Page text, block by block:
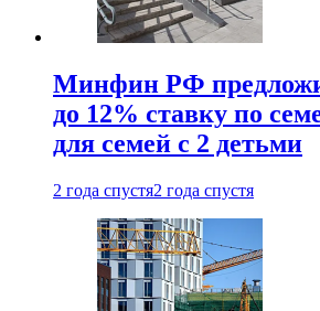
Минфин РФ
до 12% ставку по
для семей с 2 детьми
2 года спустя2 года спустя